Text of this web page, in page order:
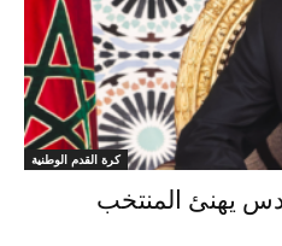
كرة القدم الوطنية
يهنئ المنتخب